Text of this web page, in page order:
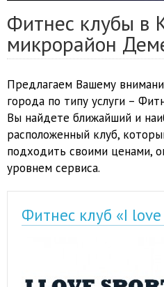
Фитнес клубы в
микрорайон
Предлагаем Вашему
города по типу услуги –
Вы найдете ближайший и
расположенный клуб,
подходить своими ценами,
уровнем сервиса.
Фитнес клуб «I